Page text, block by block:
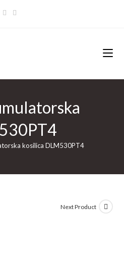
kosilica DLM530PT4
Next Product